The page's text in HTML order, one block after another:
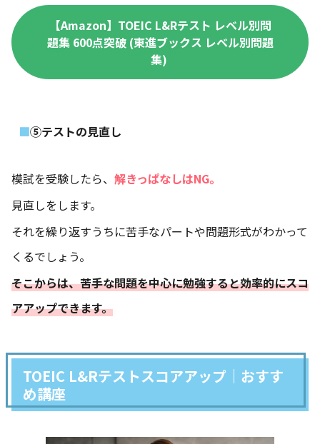
【Amazon】TOEIC L&Rテスト レベル別問
題集 600点突破 (東進ブックス レベル別問題
集)
⑤テストの見直し
模試を受験したら、 解きっぱなしはNG。
見直しをします。
それを繰り返すうちに苦手なパートや問題形式がわかって
くるでしょう。
そこからは、苦手な問題を中心に勉強すると効率的にスコ
アアップできます。
TOEIC L&Rテストスコアアップ｜おすす
め講座